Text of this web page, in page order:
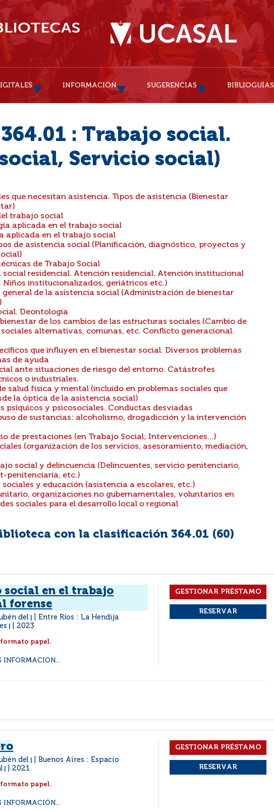
INFORMACIÓN SUGERENCIAS BIBLIOGUÍAS
: Trabajo social.
Servicio social)
que necesitan asistencia. Tipos de asistencia (Bienestar
trabajo social
aplicada en el trabajo social
aplicada en el trabajo social
de asistencia social (Planificación, diagnóstico, proyectos y
de Trabajo Social
residencial. Atención residencial. Atención institucional
Niños institucionalizados, geriátricos etc.)
de la asistencia social (Administración de bienestar
Deontología
de los cambios de las estructuras sociales (Cambio de
alternativas, comunas, etc. Conflicto generacional.
que influyen en el bienestar social. Diversos problemas
de ayuda
ante situaciones de riesgo del entorno. Catástrofes
o industriales.
salud física y mental (incluido en problemas sociales que
la óptica de la asistencia social)
psíquicos y psicosociales. Conductas desviadas
de sustancias: alcoholismo, drogadicción y la intervención
de prestaciones (en Trabajo Social; Intervenciones...)
(organización de los servicios, asesoramiento, mediación,
social y delincuencia (Delincuentes, servicio penitenciario,
penitenciaria, etc.)
y educación (asistencia a escolares, etc.)
organizaciones no gubernamentales, voluntarios en
sociales para el desarrollo local o regional
con la clasificación 364.01 (60)
social en el trabajo
forense
del
Entre Ríos : La Hendija
2023
formato papel.
INFORMACIÓN...
del
Buenos Aires : Espacio
2021
formato papel.
INFORMACIÓN...